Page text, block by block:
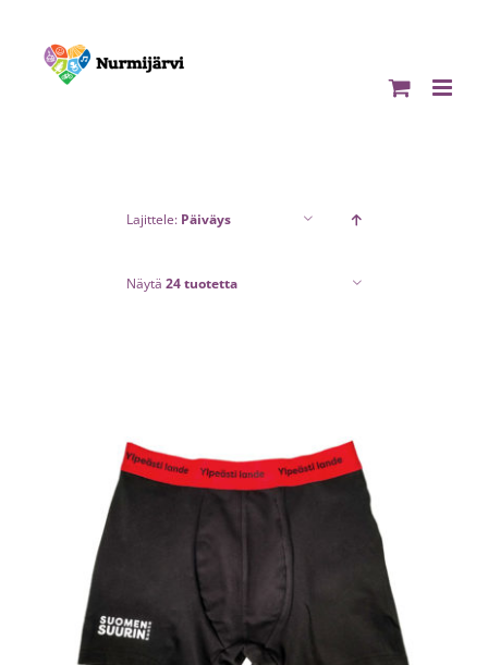
content
Lajittele: Päiväys
Näytä 24 tuotetta
VALITSE VAIHTOEHDOISTA LISÄTIEDOT